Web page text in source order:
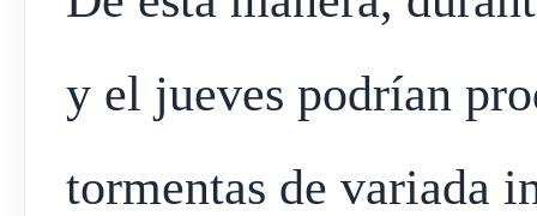
y el jueves podrían
tormentas de variada